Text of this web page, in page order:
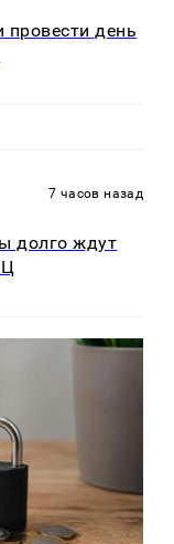
провести день
7 часов назад
долго ждут